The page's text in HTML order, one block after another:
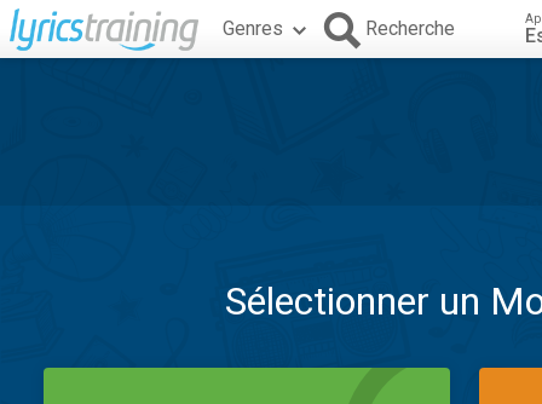
Genres Recherche
Sélectionner un